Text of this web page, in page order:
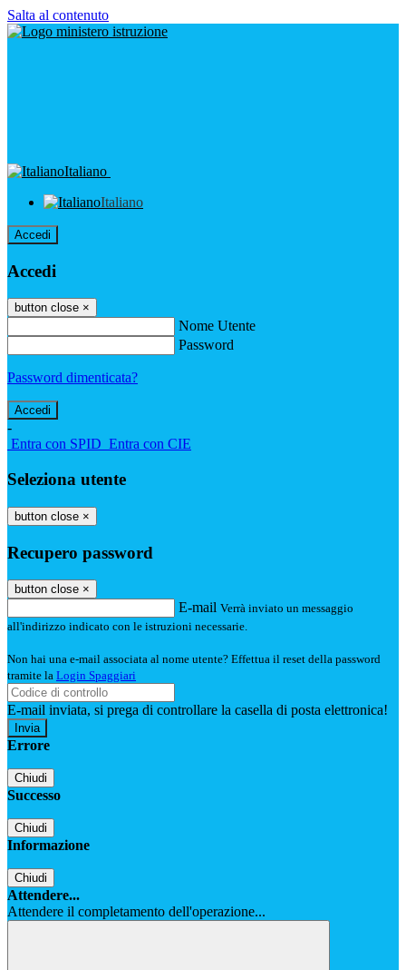
Salta al contenuto
Italiano
Italiano
Accedi
Accedi
button close ×
Nome Utente
Password
Password dimenticata?
-
Entra con SPID Entra con CIE
Seleziona utente
button close ×
Recupero password
button close ×
E-mail Verrà inviato un messaggio
all'indirizzo indicato con le istruzioni necessarie.
Non hai una e-mail associata al nome utente? Effettua il reset della password
tramite la Login Spaggiari
E-mail inviata, si prega di controllare la casella di posta elettronica!
Errore
Chiudi
Successo
Chiudi
Informazione
Chiudi
Attendere...
Attendere il completamento dell'operazione...